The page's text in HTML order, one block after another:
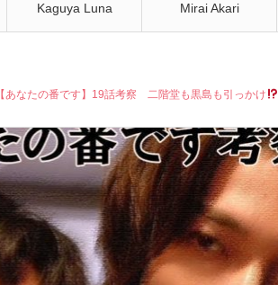
Kaguya Luna Mirai Akari
【あなたの番です】19話考察 二階堂も黒島も引っかけ